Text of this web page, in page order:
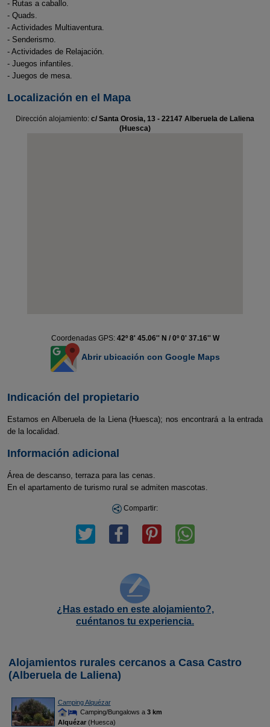
- Rutas a caballo.
- Quads.
- Actividades Multiaventura.
- Senderismo.
- Actividades de Relajación.
- Juegos infantiles.
- Juegos de mesa.
Localización en el Mapa
Dirección alojamiento: c/ Santa Orosia, 13 - 22147 Alberuela de Laliena
(Huesca)
Coordenadas GPS: 42º 8' 45.06'' N / 0º 0' 37.16'' W
Abrir ubicación con Google Maps
Indicación del propietario
Estamos en Alberuela de la Liena (Huesca); nos encontrará a la entrada
de la localidad.
Información adicional
Área de descanso, terraza para las cenas.
En el apartamento de turismo rural se admiten mascotas.
Compartir:
¿Has estado en este alojamiento?,
cuéntanos tu experiencia.
Alojamientos rurales cercanos a Casa Castro
(Alberuela de Laliena)
Camping Alquézar
Camping/Bungalows a 3 km
Alquézar(Huesca)